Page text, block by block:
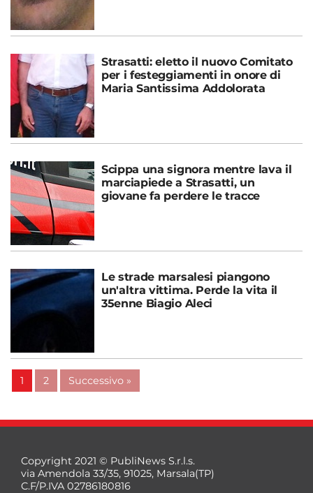
Strasatti: eletto il nuovo Comitato
per i festeggiamenti in onore di
Maria Santissima Addolorata
Scippa una signora mentre lava il
marciapiede a Strasatti, un
giovane fa perdere le tracce
Le strade marsalesi piangono
un'altra vittima. Perde la vita il
35enne Biagio Aleci
1 2 Successivo »
Copyright 2021 © PubliNews S.r.l.s.
via Amendola 33/35, 91025, Marsala(TP)
C.F/P.IVA 02786180816